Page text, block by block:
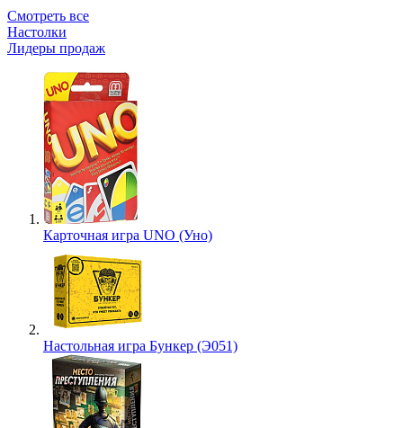
Смотреть все
Настолки
Лидеры продаж
Карточная игра UNO (Уно)
Настольная игра Бункер (Э051)